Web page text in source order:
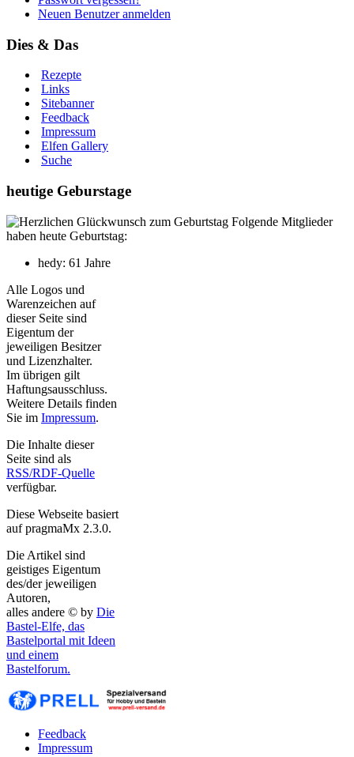
Neuen Benutzer anmelden
Dies & Das
Rezepte
Links
Sitebanner
Feedback
Impressum
Elfen Gallery
Suche
heutige Geburstage
Folgende Mitglieder
haben heute Geburtstag:
hedy: 61 Jahre
Alle Logos und
Warenzeichen auf
dieser Seite sind
Eigentum der
jeweiligen Besitzer
und Lizenzhalter.
Im übrigen gilt
Haftungsausschluss.
Weitere Details finden
Sie im Impressum.
Die Inhalte dieser
Seite sind als
RSS/RDF-Quelle
verfügbar.
Diese Webseite basiert
auf pragmaMx 2.3.0.
Die Artikel sind
geistiges Eigentum
des/der jeweiligen
Autoren,
alles andere © by Die
Bastel-Elfe, das
Bastelportal mit Ideen
und einem
Bastelforum.
Feedback
Impressum